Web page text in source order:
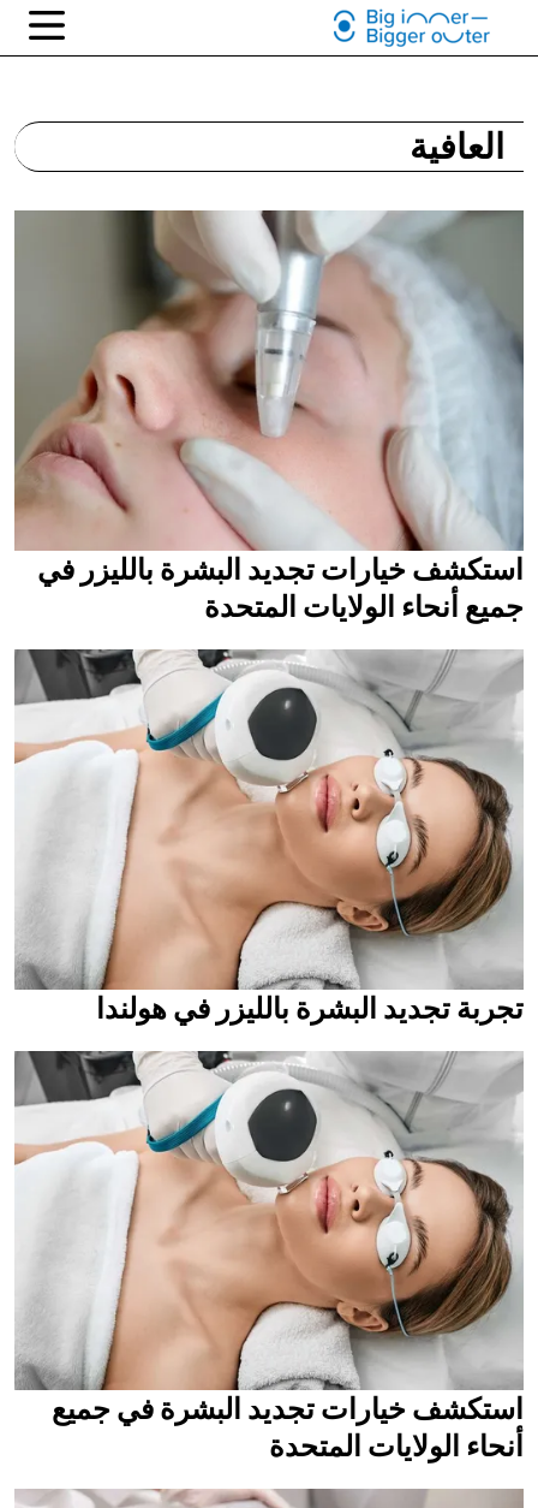
العافية
استكشف خيارات تجديد البشرة بالليزر في
جميع أنحاء الولايات المتحدة
تجربة تجديد البشرة بالليزر في هولندا
استكشف خيارات تجديد البشرة في جميع
أنحاء الولايات المتحدة